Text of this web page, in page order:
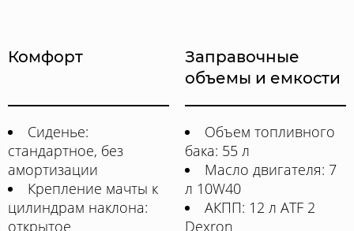
Комфорт
Сиденье:
стандартное, без
амортизации
Крепление мачты к
цилиндрам наклона:
открытое
Заправочные
объемы и емкости
Объем топливного
бака: 55 л
Масло двигателя: 7
л 10W40
АКПП: 12 л ATF 2
Dexron